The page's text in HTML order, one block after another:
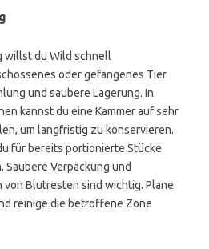
willst du Wild schnell
oder gefangenes Tier
und saubere Lagerung. In
kannst du eine Kammer auf sehr
um langfristig zu konservieren.
für bereits portionierte Stücke
Saubere Verpackung und
Blutresten sind wichtig. Plane
reinige die betroffene Zone